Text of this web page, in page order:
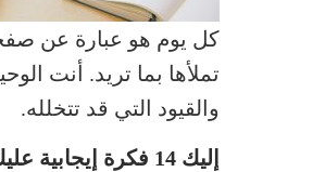
كل يوم هو عبارة عن
تملأها بما تريد. أنت
والقيود التي قد تتخلله.
إليك 14 فكرة إيجابية عليك أن تقرأها يومياً: